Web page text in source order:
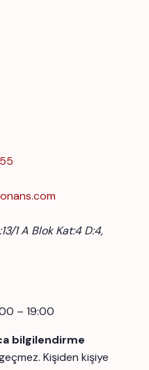
1 A Blok Kat:4 D:4,
– 19:00
bilgilendirme
Kişiden kişiye